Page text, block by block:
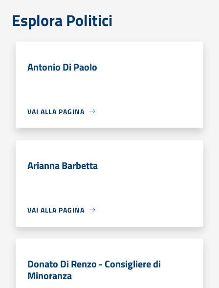
Esplora Politici
Antonio Di Paolo
VAI ALLA PAGINA
Arianna Barbetta
VAI ALLA PAGINA
Donato Di Renzo - Consigliere di
Minoranza